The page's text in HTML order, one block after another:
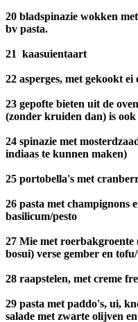
20 bladspinazie wokken
bv pasta.
21 kaasuientaart
22 asperges, met gekookt
23 gepofte bieten uit de
(zonder kruiden dan) is
24 spinazie met
indiaas te kunnen maken)
25 portobella's met
26 pasta met champignons
basilicum/pesto
27 Mie met roerbakgroente
bosui) verse gember en
28 raapstelen, met creme
29 pasta met paddo's, ui,
salade met zwarte olijven